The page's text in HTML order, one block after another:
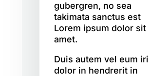
gubergren, no sea
takimata sanctus est
Lorem ipsum dolor sit
amet.
Duis autem vel eum
dolor in hendrerit in